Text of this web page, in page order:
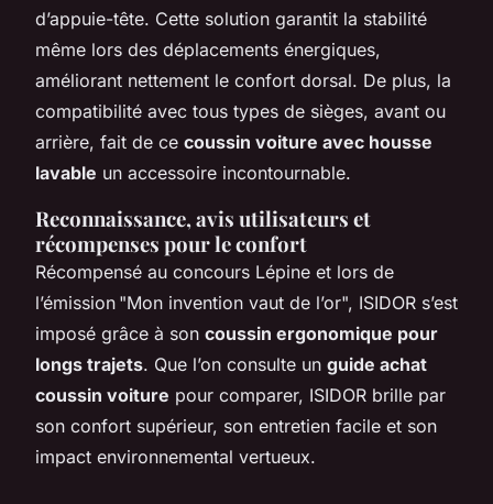
d’appuie-tête. Cette solution garantit la stabilité
même lors des déplacements énergiques,
améliorant nettement le confort dorsal. De plus, la
compatibilité avec tous types de sièges, avant ou
arrière, fait de ce coussin voiture avec housse
lavable un accessoire incontournable.
Reconnaissance, avis utilisateurs et
récompenses pour le confort
Récompensé au concours Lépine et lors de
l’émission "Mon invention vaut de l’or", ISIDOR s’est
imposé grâce à son coussin ergonomique pour
longs trajets. Que l’on consulte un guide achat
coussin voiture pour comparer, ISIDOR brille par
son confort supérieur, son entretien facile et son
impact environnemental vertueux.